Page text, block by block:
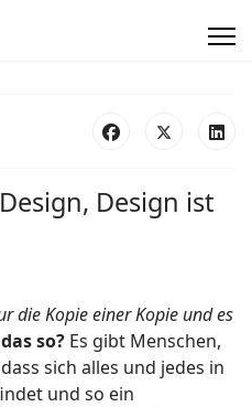
Design ist
die Kopie einer Kopie und es
so? Es gibt Menschen,
sich alles und jedes in
und so ein